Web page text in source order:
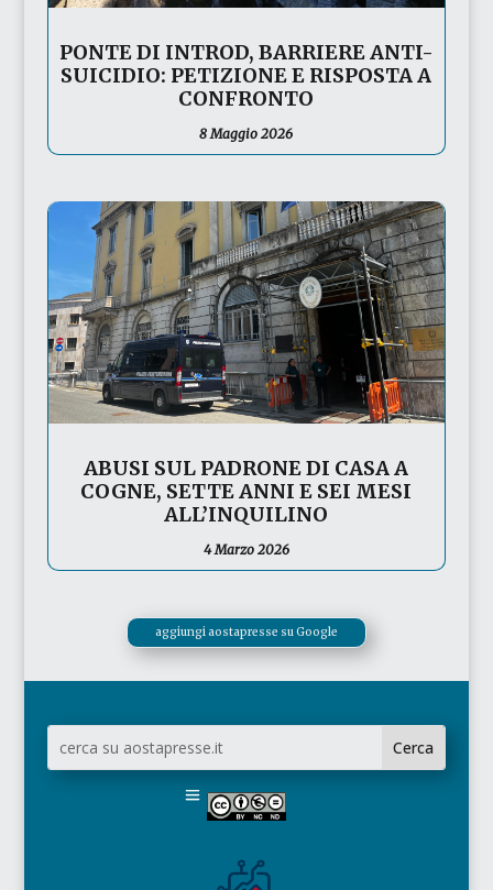
PONTE DI INTROD, BARRIERE ANTI-
SUICIDIO: PETIZIONE E RISPOSTA A
CONFRONTO
8 Maggio 2026
ABUSI SUL PADRONE DI CASA A
COGNE, SETTE ANNI E SEI MESI
ALL’INQUILINO
4 Marzo 2026
aggiungi aostapresse su Google